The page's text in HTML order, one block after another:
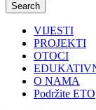
Search
VIJESTI
PROJEKTI
OTOCI
O NAMA
Podržite ETO